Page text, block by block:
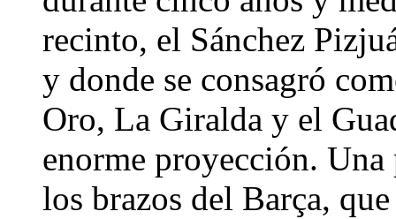
recinto, el Sánchez
y donde se consagró
Oro, La Giralda y el
enorme proyección.
los brazos del Barça,